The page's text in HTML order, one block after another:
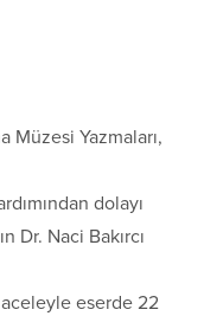
Müzesi Yazmaları,
dolayı
Dr. Naci Bakırcı
aceleyle eserde 22